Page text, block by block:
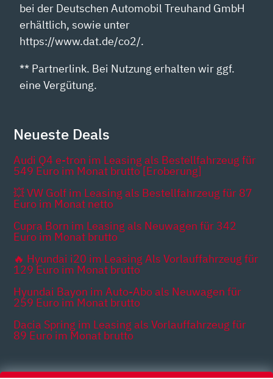
bei der Deutschen Automobil Treuhand GmbH
erhältlich, sowie unter
https://www.dat.de/co2/.
** Partnerlink. Bei Nutzung erhalten wir ggf.
eine Vergütung.
Neueste Deals
Audi Q4 e-tron im Leasing als Bestellfahrzeug für
549 Euro im Monat brutto [Eroberung]
💥 VW Golf im Leasing als Bestellfahrzeug für 87
Euro im Monat netto
Cupra Born im Leasing als Neuwagen für 342
Euro im Monat brutto
🔥 Hyundai i20 im Leasing Als Vorlauffahrzeug für
129 Euro im Monat brutto
Hyundai Bayon im Auto-Abo als Neuwagen für
259 Euro im Monat brutto
Dacia Spring im Leasing als Vorlauffahrzeug für
89 Euro im Monat brutto